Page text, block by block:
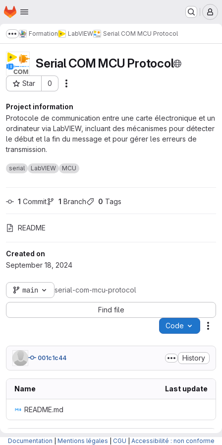
Skip to main content
Homepage
Show more breadcrumbs
Formation LabVIEW Serial COM MCU Protocol
Serial COM MCU Protocol
Star 0
Project ID: 2506
Project information
Protocole de communication entre une carte électronique et un
ordinateur via LabVIEW, incluant des mécanismes pour détecter
le début et la fin du message et pour gérer les erreurs de
transmission.
serial LabVIEW MCU
1 Commit 1 Branch 0 Tags
README
Created on
September 18, 2024
main serial-com-mcu-protocol
Find file
Code
001c1c44 History
Name Last update
README.md
README.md
Documentation Mentions légales CGU Accessibilité : non conforme